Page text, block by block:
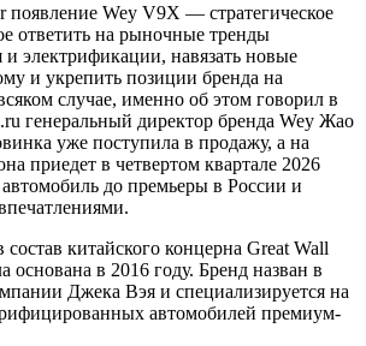
появление Wey V9X — стратегическое
ответить на рыночные тренды
электрификации, навязать новые
и укрепить позиции бренда на
случае, именно об этом говорил в
генеральный директор бренда Wey Жао
уже поступила в продажу, а на
приедет в четвертом квартале 2026
до премьеры в России и
китайского концерна Great Wall
в 2016 году. Бренд назван в
Джека Вэя и специализируется на
автомобилей премиум-